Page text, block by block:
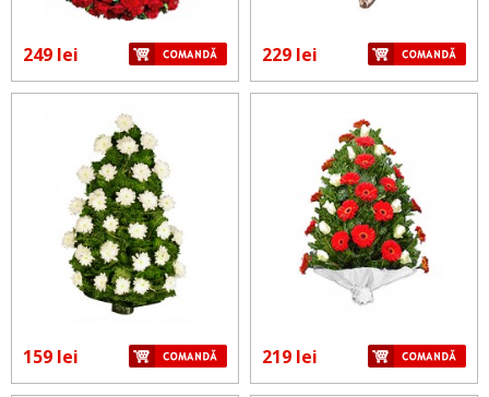
249 lei 229 lei
159 lei 219 lei